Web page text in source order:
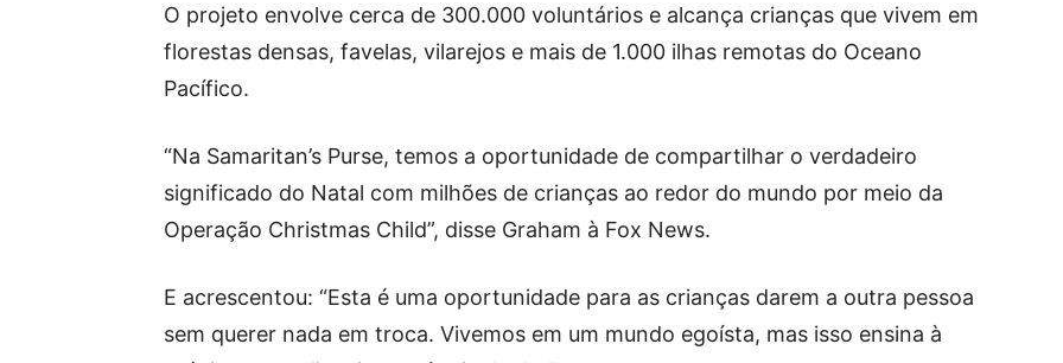
O projeto envolve cerca de 300.000 voluntários e alcança crianças que vivem em
florestas densas, favelas, vilarejos e mais de 1.000 ilhas remotas do Oceano
Pacífico.
“Na Samaritan’s Purse, temos a oportunidade de compartilhar o verdadeiro
significado do Natal com milhões de crianças ao redor do mundo por meio da
Operação Christmas Child”, disse Graham à Fox News.
E acrescentou: “Esta é uma oportunidade para as crianças darem a outra pessoa
sem querer nada em troca. Vivemos em um mundo egoísta, mas isso ensina à